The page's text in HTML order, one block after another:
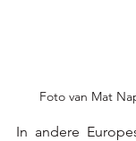
Foto van Mat
In andere